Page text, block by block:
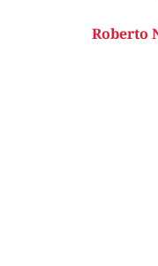
Roberto